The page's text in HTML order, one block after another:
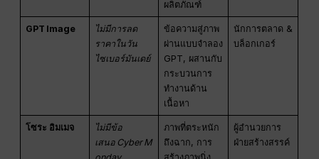
ผลิตภัณฑ์
GPT Image
ไม่มีการลด
ราคาในวัน
ไซเบอร์มันเดย์
ข้อความสู่ภาพ
ผ่านแบบจำลอง
GPT, ผสานกับ
กระบวนการ
ทำงานด้าน
เนื้อหา
นักการตลาด &
บล็อกเกอร์
โซระ อิมเมจ
ไม่มีข้อ
เสนอ Cyber M
ภาพที่ตระหนัก
ถึงฉาก, การ
ผู้อำนวยการ
ฝ่ายสร้างสรรค์